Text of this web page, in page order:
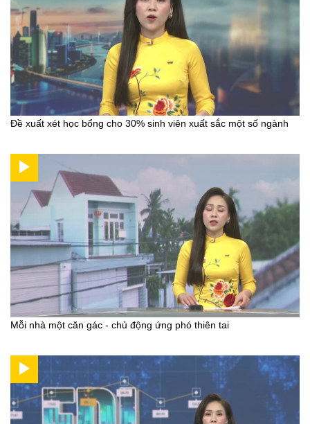
Đề xuất xét học bổng cho 30% sinh viên xuất sắc một số ngành
Mỗi nhà một căn gác - chủ động ứng phó thiên tai